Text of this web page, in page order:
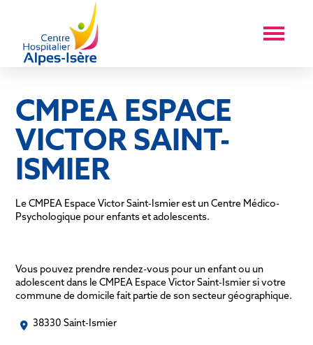
CMPEA ESPACE
VICTOR SAINT-
ISMIER
Le CMPEA Espace Victor Saint-Ismier est un Centre Médico-
Psychologique pour enfants et adolescents.
Vous pouvez prendre rendez-vous pour un enfant ou un
adolescent dans le CMPEA Espace Victor Saint-Ismier si votre
commune de domicile fait partie de son secteur géographique.
38330 Saint-Ismier